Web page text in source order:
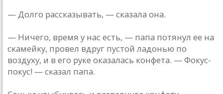
— Долго рассказывать, — сказала она.
— Ничего, время у нас есть, — папа потянул ее на
скамейку, провел вдруг пустой ладонью по
воздуху, и в его руке оказалась конфета. — Фокус-
покус! — сказал папа.